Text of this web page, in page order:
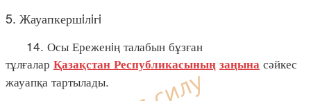
5. Жауапкершiлiгi
14. Осы Ереженiң талабын бұзған
тұлғалар Қазақстан Республикасының заңына сәйкес
жауапқа тартылады.